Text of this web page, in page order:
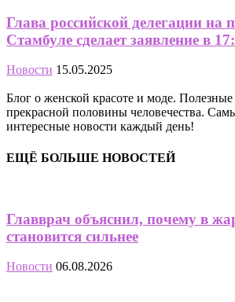
Глава российской делегации на
Стамбуле сделает заявление в
Новости 15.05.2025
Блог о женской красоте и моде. Полезные
прекрасной половины человечества.
интересные новости каждый день!
ЕЩЁ БОЛЬШЕ НОВОСТЕЙ
Главврач объяснил, почему в
становится сильнее
Новости 06.08.2026